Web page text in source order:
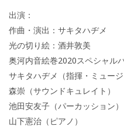
出演：
作曲・演出：サキタハヂメ
光の切り絵：酒井敦美
奥河内音絵巻2020スペシャル
サキタハヂメ（指揮・ミュージ
森崇（サウンドキュレイト）
池田安友子（パーカッション）
山下憲治（ピアノ）